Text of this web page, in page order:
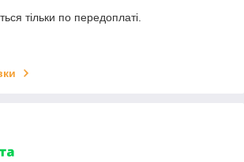
тільки по передоплаті.